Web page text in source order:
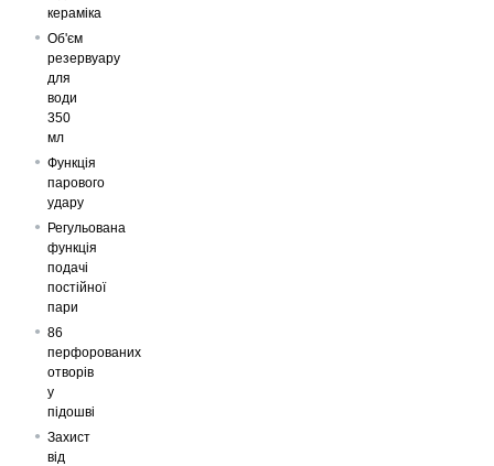
кераміка
Об'єм
резервуару
для
води
350
мл
Функція
парового
удару
Регульована
функція
подачі
постійної
пари
86
перфорованих
отворів
у
підошві
Захист
від